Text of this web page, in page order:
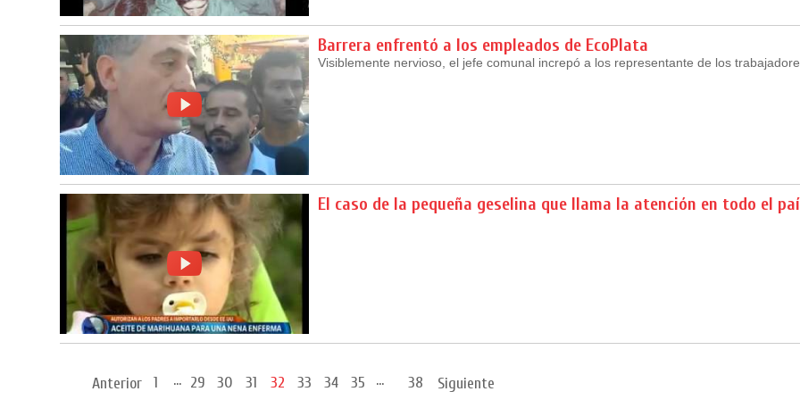
Barrera enfrentó a los empleados de EcoPlata
Visiblemente nervioso, el jefe comunal increpó a los representante de los
El caso de la pequeña geselina que llama la atención en todo el
Anterior 1 ... 29 30 31 32 33 34 35 ... 38 Siguiente